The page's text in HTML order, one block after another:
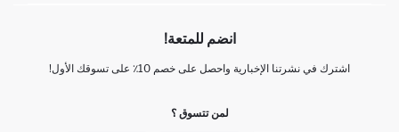
انضم للمتعة!
اشترك في نشرتنا الإخبارية واحصل على خصم 10٪ على تسوقك الأول!
لمن تتسوق ؟